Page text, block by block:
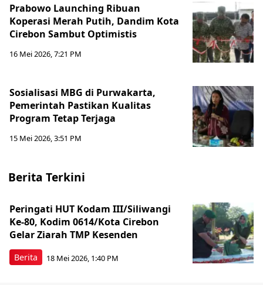
Prabowo Launching Ribuan
Koperasi Merah Putih, Dandim Kota
Cirebon Sambut Optimistis
16 Mei 2026, 7:21 PM
Sosialisasi MBG di Purwakarta,
Pemerintah Pastikan Kualitas
Program Tetap Terjaga
15 Mei 2026, 3:51 PM
Berita Terkini
Berita
Peringati HUT Kodam III/Siliwangi
Ke-80, Kodim 0614/Kota Cirebon
Gelar Ziarah TMP Kesenden
18 Mei 2026, 1:40 PM